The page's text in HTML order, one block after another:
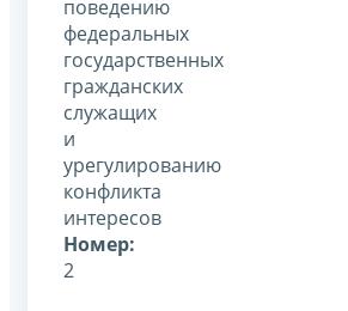
поведению
федеральных
государственных
гражданских
служащих
и
урегулированию
конфликта
интересов
Номер:
2